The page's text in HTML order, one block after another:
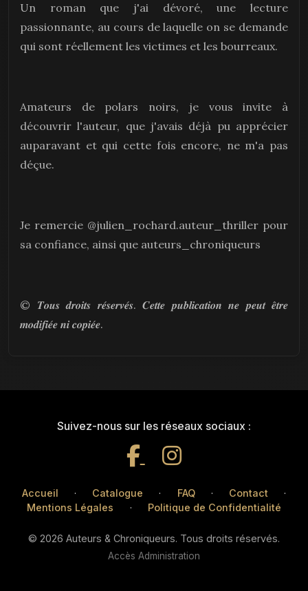
Un roman que j'ai dévoré, une lecture
passionnante, au cours de laquelle on se demande
qui sont réellement les victimes et les bourreaux.
Amateurs de polars noirs, je vous invite à
découvrir l'auteur, que j'avais déjà pu apprécier
auparavant et qui cette fois encore, ne m'a pas
déçue.
Je remercie @julien_rochard.auteur_thriller pour
sa confiance, ainsi que auteurs_chroniqueurs
© 𝑻𝒐𝒖𝒔 𝒅𝒓𝒐𝒊𝒕𝒔 𝒓𝒆́𝒔𝒆𝒓𝒗𝒆́𝒔. 𝑪𝒆𝒕𝒕𝒆 𝒑𝒖𝒃𝒍𝒊𝒄𝒂𝒕𝒊𝒐𝒏 𝒏𝒆 𝒑𝒆𝒖𝒕 𝒆̂𝒕𝒓𝒆
𝒎𝒐𝒅𝒊𝒇𝒊𝒆́𝒆 𝒏𝒊 𝒄𝒐𝒑𝒊𝒆́𝒆.
Suivez-nous sur les réseaux sociaux :
Accueil · Catalogue · FAQ · Contact
·
Mentions Légales
· Politique de Confidentialité
© 2026 Auteurs & Chroniqueurs. Tous droits réservés.
Accès Administration